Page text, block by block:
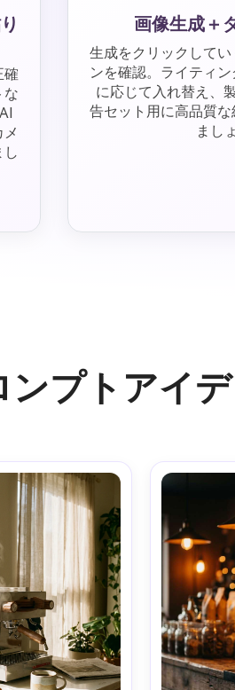
確
な
画像生成＋
生成をクリックして
ンを確認。ライティ
に応じて入れ替え、
告セット用に高品質
まし
プトアイデ